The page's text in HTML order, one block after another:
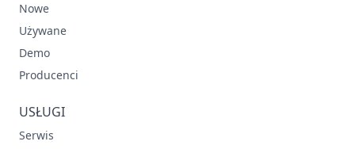
Nowe
Używane
Demo
Producenci
USŁUGI
Serwis